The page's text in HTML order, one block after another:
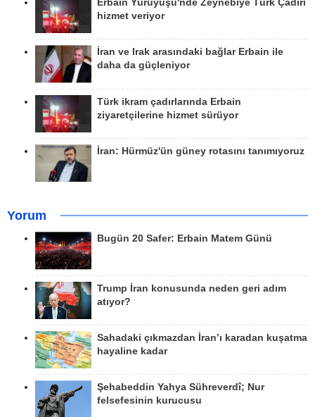
Erbain Yürüyüşü'nde Zeynebiye Türk Çadırı
hizmet veriyor
İran ve Irak arasındaki bağlar Erbain ile
daha da güçleniyor
Türk ikram çadırlarında Erbain
ziyaretçilerine hizmet sürüyor
İran: Hürmüz'ün güney rotasını tanımıyoruz
Yorum
Bugün 20 Safer: Erbain Matem Günü
Trump İran konusunda neden geri adım
atıyor?
Sahadaki çıkmazdan İran’ı karadan kuşatma
hayaline kadar
Şehabeddin Yahya Sühreverdî; Nur
felsefesinin kurucusu